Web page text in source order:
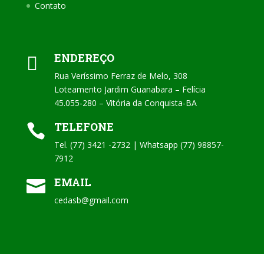
Contato
 ENDEREÇO
Rua Veríssimo Ferraz de Melo, 308
Loteamento Jardim Guanabara – Felícia
45.055-280 – Vitória da Conquista-BA
 TELEFONE
Tel. (77) 3421 -2732 | Whatsapp (77) 98857-
7912
 EMAIL
cedasb@gmail.com